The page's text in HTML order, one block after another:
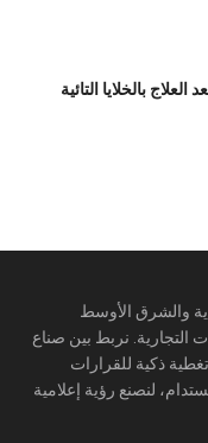
بالخلايا التائية
والشرق الأوسط
التجارية. نربط بين صناع
ذكية للقرارات
لنصنع رؤية إعلامية